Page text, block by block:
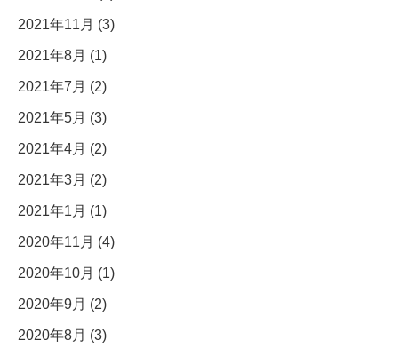
2021年11月 (3)
2021年8月 (1)
2021年7月 (2)
2021年5月 (3)
2021年4月 (2)
2021年3月 (2)
2021年1月 (1)
2020年11月 (4)
2020年10月 (1)
2020年9月 (2)
2020年8月 (3)